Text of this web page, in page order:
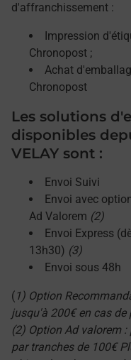
d'affranchissement :
Impression
Chronopost ;
Achat
Chronopost
Les solutions
disponibles
VELAY sont :
Envoi Suivi
Envoi avec
Ad Valorem (2)
Envoi Express
13h30) (3)
Envoi sous 48h
( 1) Option
jusqu'à 200€ en cas de
(2) Option Ad valorem
par tranches de 100€